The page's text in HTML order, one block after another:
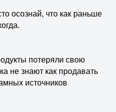
осознай, что как раньше
потеряли свою
не знают как продавать
источников